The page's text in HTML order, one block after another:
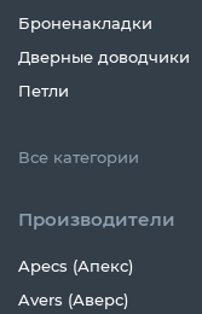
Броненакладки
Дверные доводчики
Петли
Все категории
Производители
Apecs (Апекс)
Avers (Аверс)